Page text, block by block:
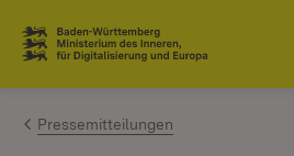
Zum Inhalt springen
Link zur Startseite
Pressemitteilungen